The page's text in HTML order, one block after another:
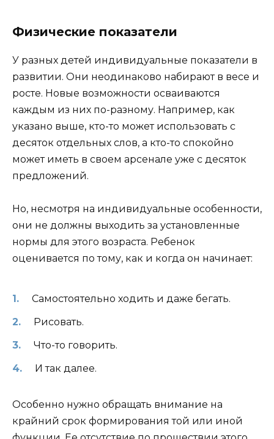
Физические показатели
У разных детей индивидуальные показатели в
развитии. Они неодинаково набирают в весе и
росте. Новые возможности осваиваются
каждым из них по-разному. Например, как
указано выше, кто-то может использовать с
десяток отдельных слов, а кто-то спокойно
может иметь в своем арсенале уже с десяток
предложений.
Но, несмотря на индивидуальные особенности,
они не должны выходить за установленные
нормы для этого возраста. Ребенок
оценивается по тому, как и когда он начинает:
Самостоятельно ходить и даже бегать.
Рисовать.
Что-то говорить.
И так далее.
Особенно нужно обращать внимание на
крайний срок формирования той или иной